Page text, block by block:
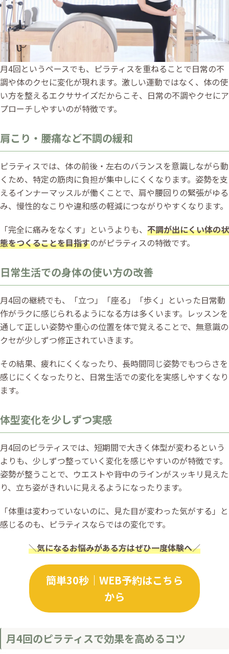
月4回というペースでも、ピラティスを重ねることで日常の不
調や体のクセに変化が現れます。激しい運動ではなく、体の使
い方を整えるエクササイズだからこそ、日常の不調やクセにア
プローチしやすいのが特徴です。
肩こり・腰痛など不調の緩和
ピラティスでは、体の前後・左右のバランスを意識しながら動
くため、特定の筋肉に負担が集中しにくくなります。姿勢を支
えるインナーマッスルが働くことで、肩や腰回りの緊張がゆる
み、慢性的なこりや違和感の軽減につながりやすくなります。
「完全に痛みをなくす」というよりも、 不調が出にくい体の状
態をつくることを目指すのがピラティスの特徴です。
日常生活での身体の使い方の改善
月4回の継続でも、「立つ」「座る」「歩く」といった日常動
作がラクに感じられるようになる方は多くいます。レッスンを
通して正しい姿勢や重心の位置を体で覚えることで、無意識の
クセが少しずつ修正されていきます。
その結果、疲れにくくなったり、長時間同じ姿勢でもつらさを
感じにくくなったりと、日常生活での変化を実感しやすくなり
ます。
体型変化を少しずつ実感
月4回のピラティスでは、短期間で大きく体型が変わるという
よりも、少しずつ整っていく変化を感じやすいのが特徴です。
姿勢が整うことで、ウエストや背中のラインがスッキリ見えた
り、立ち姿がきれいに見えるようになったります。
「体重は変わっていないのに、見た目が変わった気がする」と
感じるのも、ピラティスならではの変化です。
＼気になるお悩みがある方はぜひ一度体験へ／
簡単30秒｜WEB予約はこちら
から
月4回のピラティスで効果を高めるコツ